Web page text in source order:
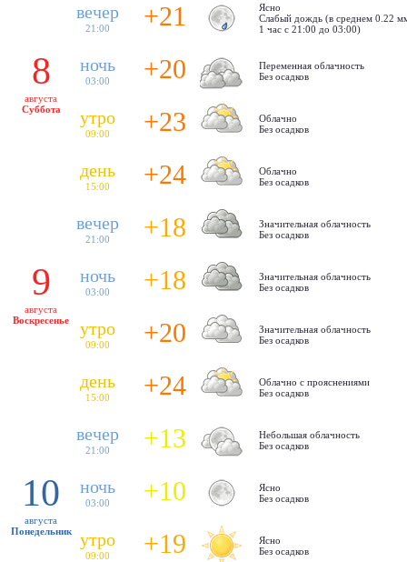
вечер
21:00 +21
Ясно
Cлабый дождь (в среднем 0.22
1 час с 21:00 до 03:00)
8
августа
Суббота
ночь
03:00 +20
Переменная облачность
Без осадков
утро
09:00 +23
Облачно
Без осадков
день
15:00 +24
Облачно
Без осадков
вечер
21:00 +18
Значительная облачность
Без осадков
9
августа
Воскресенье
ночь
03:00 +18
Значительная облачность
Без осадков
утро
09:00 +20
Значительная облачность
Без осадков
день
15:00 +24
Облачно с прояснениями
Без осадков
вечер
21:00 +13
Небольшая облачность
Без осадков
10
августа
Понедельник
ночь
03:00 +10
Ясно
Без осадков
утро
09:00 +19
Ясно
Без осадков